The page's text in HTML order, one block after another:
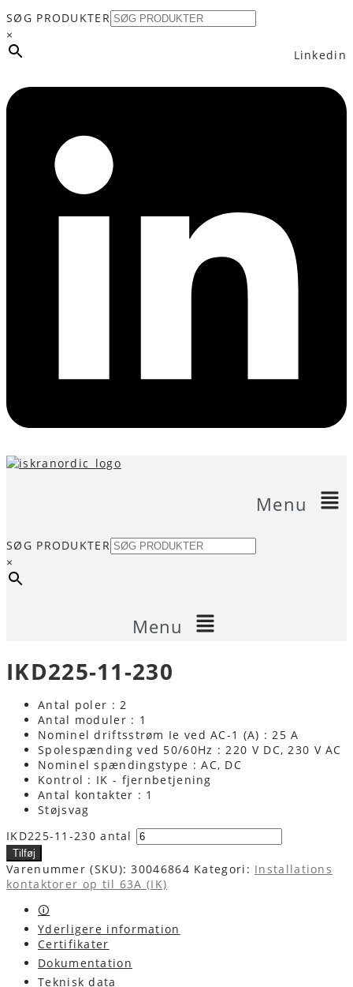
SØG PRODUKTER
×
Linkedin
Menu
SØG PRODUKTER
×
Menu
IKD225-11-230
Antal poler : 2
Antal moduler : 1
Nominel driftsstrøm Ie ved AC-1 (A) : 25 A
Spolespænding ved 50/60Hz : 220 V DC, 230 V AC
Nominel spændingstype : AC, DC
Kontrol : IK - fjernbetjening
Antal kontakter : 1
Støjsvag
IKD225-11-230 antal
Tilføj
Varenummer (SKU):30046864 Kategori: Installations
kontaktorer op til 63A (IK)
🛈
Yderligere information
Certifikater
Dokumentation
Teknisk data